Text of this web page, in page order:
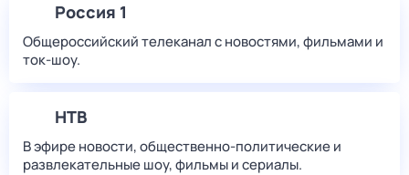
Россия 1
Общероссийский телеканал с новостями, фильмами и
ток-шоу.
НТВ
В эфире новости, общественно-политические и
развлекательные шоу, фильмы и сериалы.